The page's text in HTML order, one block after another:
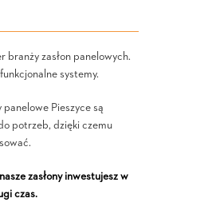
branży zasłon panelowych.
systemy.
panelowe Pieszyce są
potrzeb, dzięki czemu
zasłony inwestujesz w
czas.